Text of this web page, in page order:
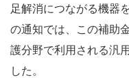
足解消につながる機器
の通知では、この補助
護分野で利用される汎
した。